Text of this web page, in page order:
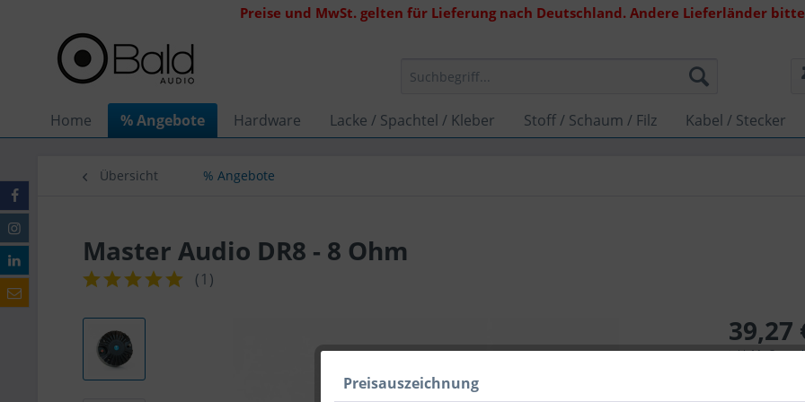
Preise und MwSt. gelten für Lieferung nach Deutschland. Andere Lieferländer
Home % Angebote Hardware Lacke / Spachtel / Kleber Stoff / Schaum / Filz Kabel / Stecker
Übersicht % Angebote
Master Audio DR8 - 8 Ohm
(1 )
39,27
inkl. MwSt.
Lieferzeit
Preisauszeichnung